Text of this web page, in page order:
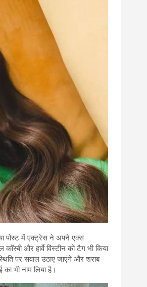
पोस्ट में एक्ट्रेस ने अपने एक्स
और हार्वे विंस्टीन को टैग भी किया
पर सवाल उठाए जाएंगे और शराब
भी नाम लिया है।